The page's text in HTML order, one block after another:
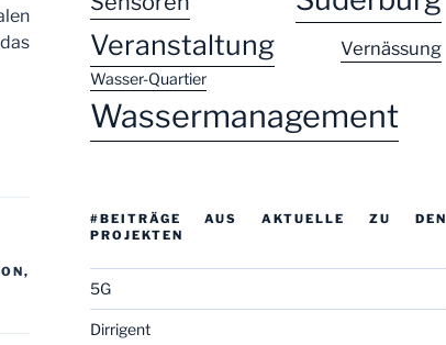
,
Veranstaltung Vernässung
Wasser-Quartier
Wassermanagement
#BEITRÄGE AUS AKTUELLE ZU DEN
PROJEKTEN
5G
Dirrigent